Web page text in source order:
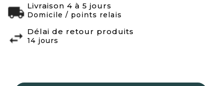
Livraison 4 à 5 jours
Domicile / points relais
Délai de retour produits
14 jours